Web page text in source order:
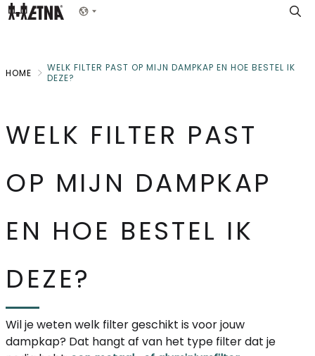
Skip
Show menu
HOME
WELK FILTER PAST OP MIJN DAMPKAP EN HOE BESTEL IK
DEZE?
WELK FILTER PAST
OP MIJN DAMPKAP
EN HOE BESTEL IK
DEZE?
Wil je weten welk filter geschikt is voor jouw
dampkap? Dat hangt af van het type filter dat je